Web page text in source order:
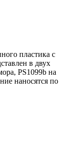
пластика с
в двух
PS1099b на
наносятся по